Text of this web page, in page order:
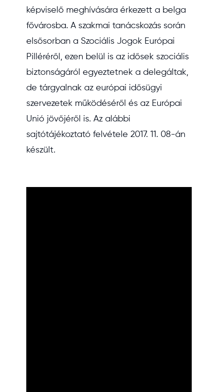
képviselő meghívására érkezett a belga
fővárosba. A szakmai tanácskozás során
elsősorban a Szociális Jogok Európai
Pilléréről, ezen belül is az idősek szociális
biztonságáról egyeztetnek a delegáltak,
de tárgyalnak az európai idősügyi
szervezetek működéséről és az Európai
Unió jövőjéről is. Az alábbi
sajtótájékoztató felvétele 2017. 11. 08-án
készült.